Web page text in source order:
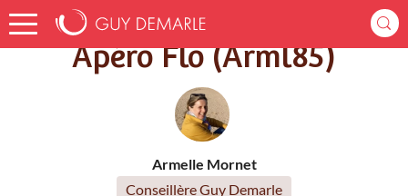
Accueil Recettes Apéro Flo (Arml85)
Apéro Flo (Arml85)
Armelle Mornet
Conseillère Guy Demarle